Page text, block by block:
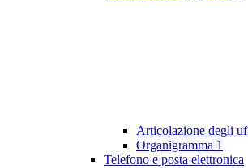
Articolazione degli
Organigramma 1
Telefono e posta elettronica